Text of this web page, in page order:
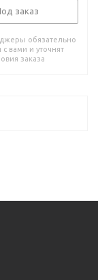
заказ
обязательно
с вами и уточнят
заказа